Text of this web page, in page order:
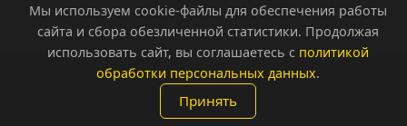
Мы используем cookie-файлы для обеспечения работы
сайта и сбора обезличенной статистики. Продолжая
использовать сайт, вы соглашаетесь с политикой
обработки персональных данных.
Принять